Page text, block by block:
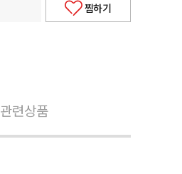
찜하기
관련상품